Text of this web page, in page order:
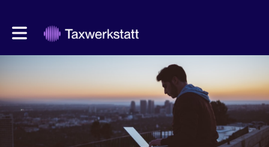
Toggle main navigation